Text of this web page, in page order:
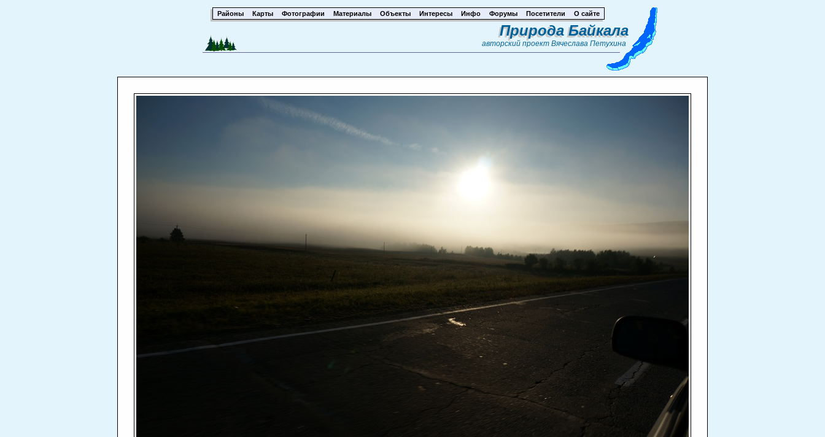
Районы Карты Фотографии Материалы Объекты Интересы Инфо Форумы Посетители О сайте
Природа Байкала
авторский проект Вячеслава Петухина